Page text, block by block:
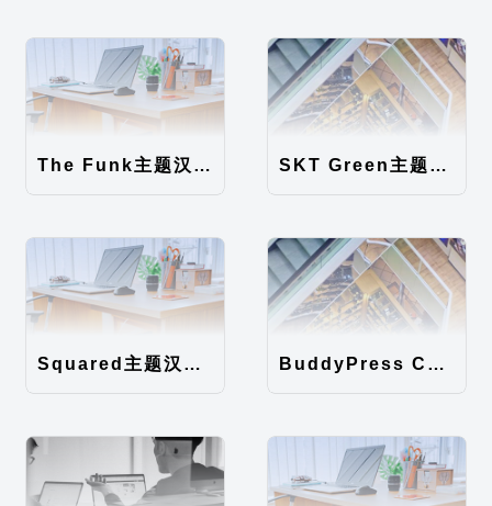
The Funk主题汉化包 SKT Green主题汉化包
Squared主题汉化包 BuddyPress Colours主题汉化包